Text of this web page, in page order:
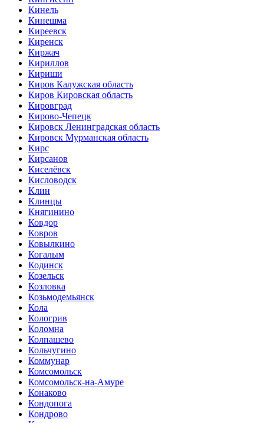
Кинель
Кинешма
Киреевск
Киренск
Киржач
Кириллов
Кириши
Киров Калужская область
Киров Кировская область
Кировград
Кирово-Чепецк
Кировск Ленинградская область
Кировск Мурманская область
Кирс
Кирсанов
Киселёвск
Кисловодск
Клин
Клинцы
Княгинино
Ковдор
Ковров
Ковылкино
Когалым
Кодинск
Козельск
Козловка
Козьмодемьянск
Кола
Кологрив
Коломна
Колпашево
Кольчугино
Коммунар
Комсомольск
Комсомольск-на-Амуре
Конаково
Кондопога
Кондрово